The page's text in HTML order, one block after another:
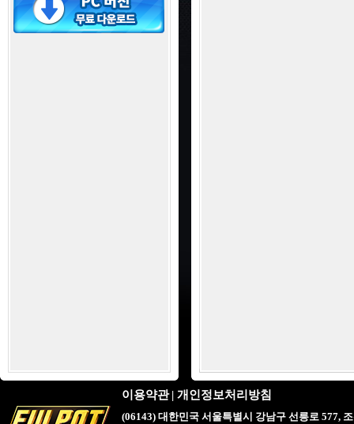
이용약관 | 개인정보처리방침
(06143) 대한민국 서울특별시 강남구 선릉로 577,